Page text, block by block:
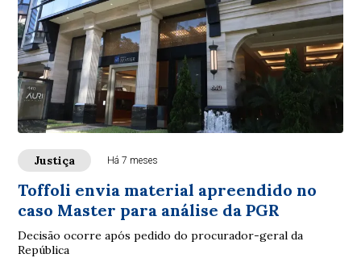
Justiça Há 7 meses
Toffoli envia material apreendido no
caso Master para análise da PGR
Decisão ocorre após pedido do procurador-geral da
República